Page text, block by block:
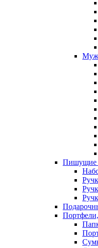
Пишущие